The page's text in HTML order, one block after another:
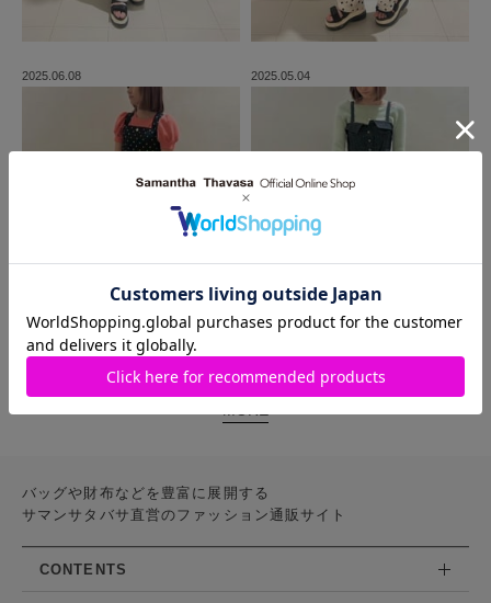
2025.06.08 2025.05.04
バッグや財布などを豊富に展開する
サマンサタバサ直営のファッション通販サイト
CONTENTS